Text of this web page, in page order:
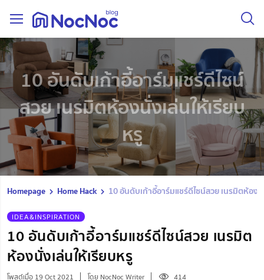
10 อันดับเก้าอี้อาร์มแชร์ดีไซน์
สวย เนรมิตห้องนั่งเล่นให้เรียบ
หรู
Homepage Home Hack 10 อันดับเก้าอี้อาร์มแชร์ดีไซน์สวย เนรมิตห้องนั่
IDEA&INSPIRATION
10 อันดับเก้าอี้อาร์มแชร์ดีไซน์สวย เนรมิต
ห้องนั่งเล่นให้เรียบหรู
โพสต์เมื่อ 19 Oct 2021 โดย NocNoc Writer 414